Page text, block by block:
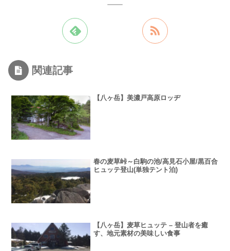
関連記事
【八ヶ岳】美濃戸高原ロッヂ
春の麦草峠～白駒の池/高見石小屋/黒百合
ヒュッテ登山(単独テント泊)
【八ヶ岳】麦草ヒュッテ – 登山者を癒
す、地元素材の美味しい食事